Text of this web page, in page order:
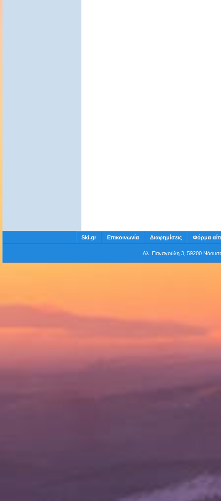
Ski.gr Επικοινωνία Διαφημίσεις Φόρμα
Αλ. Παναγούλη 3, 59200